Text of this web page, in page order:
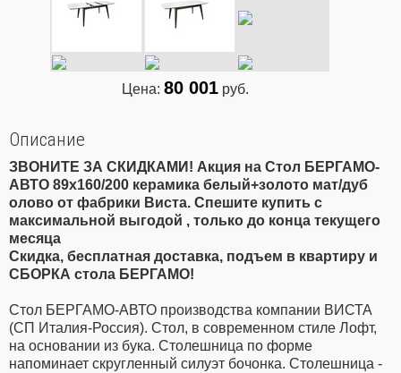
Цена: 80 001 руб.
Описание
ЗВОНИТЕ ЗА СКИДКАМИ! Акция на Cтол БЕРГАМО-
АВТО 89x160/200 керамика белый+золото мат/дуб
олово от фабрики Виста. Спешите купить с
максимальной выгодой , только до конца текущего
месяца
Скидка, бесплатная доставка, подъем в квартиру и
СБОРКА стола БЕРГАМО!
Cтол БЕРГАМО-АВТО производства компании ВИСТА
(СП Италия-Россия). Стол, в современном стиле Лофт,
на основании из бука. Столешница по форме
напоминает скругленный силуэт бочонка. Столешница -